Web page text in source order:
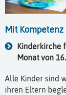
Mit
Kinderkirche
Monat von
Alle Kinder sind
ihren Eltern